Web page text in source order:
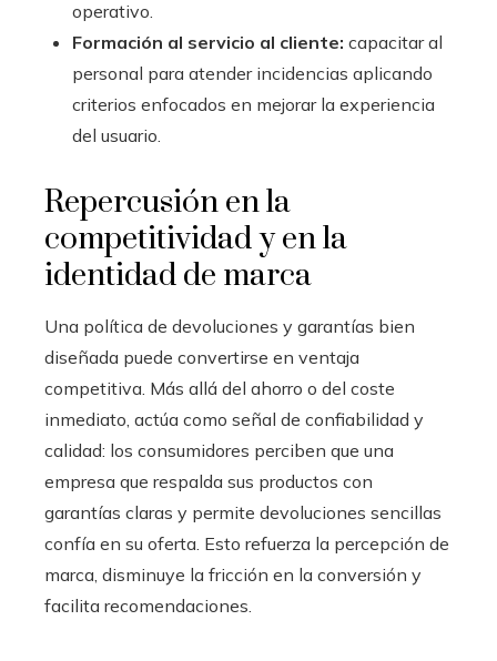
operativo.
Formación al servicio al cliente: capacitar al
personal para atender incidencias aplicando
criterios enfocados en mejorar la experiencia
del usuario.
Repercusión en la
competitividad y en la
identidad de marca
Una política de devoluciones y garantías bien
diseñada puede convertirse en ventaja
competitiva. Más allá del ahorro o del coste
inmediato, actúa como señal de confiabilidad y
calidad: los consumidores perciben que una
empresa que respalda sus productos con
garantías claras y permite devoluciones sencillas
confía en su oferta. Esto refuerza la percepción de
marca, disminuye la fricción en la conversión y
facilita recomendaciones.